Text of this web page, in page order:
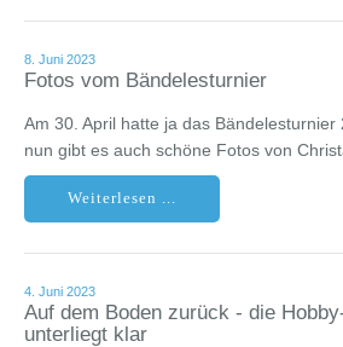
8. Juni 2023
Fotos vom Bändelesturnier
Am 30. April hatte ja das
nun gibt es auch schöne Fotos von
Weiterlesen ...
4. Juni 2023
Auf dem Boden zurück - die
unterliegt klar